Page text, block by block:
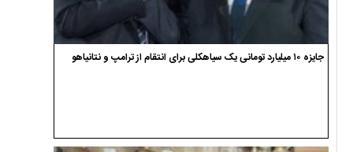
جایزه ۱۰ میلیارد تومانی یک سیاهکلی برای انتقام از ترامپ و نتانیاهو